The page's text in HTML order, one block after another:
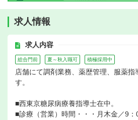
求人情報
求人内容
総合門前 夏～秋入職可 積極採用中
店舗にて調剤業務、薬歴管理、服薬指
す。
■西東京糖尿病療養指導士在中。
■診療（営業）時間・・・月木金／9